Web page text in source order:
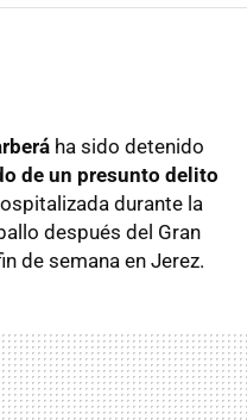
ha sido detenido
de un presunto delito
durante la
después del Gran
de semana en Jerez.